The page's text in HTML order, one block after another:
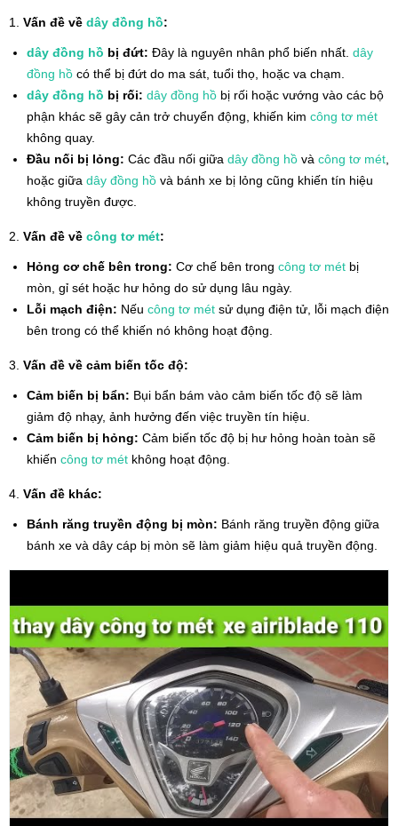
1. Vấn đề về dây đồng hồ:
dây đồng hồ bị đứt: Đây là nguyên nhân phổ biến nhất. dây
đồng hồ có thể bị đứt do ma sát, tuổi thọ, hoặc va chạm.
dây đồng hồ bị rối: dây đồng hồ bị rối hoặc vướng vào các bộ
phận khác sẽ gây cản trở chuyển động, khiến kim công tơ mét
không quay.
Đầu nối bị lỏng: Các đầu nối giữa dây đồng hồ và công tơ mét
hoặc giữa dây đồng hồ và bánh xe bị lỏng cũng khiến tín hiệu
không truyền được.
2. Vấn đề về công tơ mét:
Hỏng cơ chế bên trong: Cơ chế bên trong công tơ mét bị
mòn, gỉ sét hoặc hư hỏng do sử dụng lâu ngày.
Lỗi mạch điện: Nếu công tơ mét sử dụng điện tử, lỗi mạch điện
bên trong có thể khiến nó không hoạt động.
3. Vấn đề về cảm biến tốc độ:
Cảm biến bị bẩn: Bụi bẩn bám vào cảm biến tốc độ sẽ làm
giảm độ nhạy, ảnh hưởng đến việc truyền tín hiệu.
Cảm biến bị hỏng: Cảm biến tốc độ bị hư hỏng hoàn toàn sẽ
khiến công tơ mét không hoạt động.
4. Vấn đề khác:
Bánh răng truyền động bị mòn: Bánh răng truyền động giữa
bánh xe và dây cáp bị mòn sẽ làm giảm hiệu quả truyền động.